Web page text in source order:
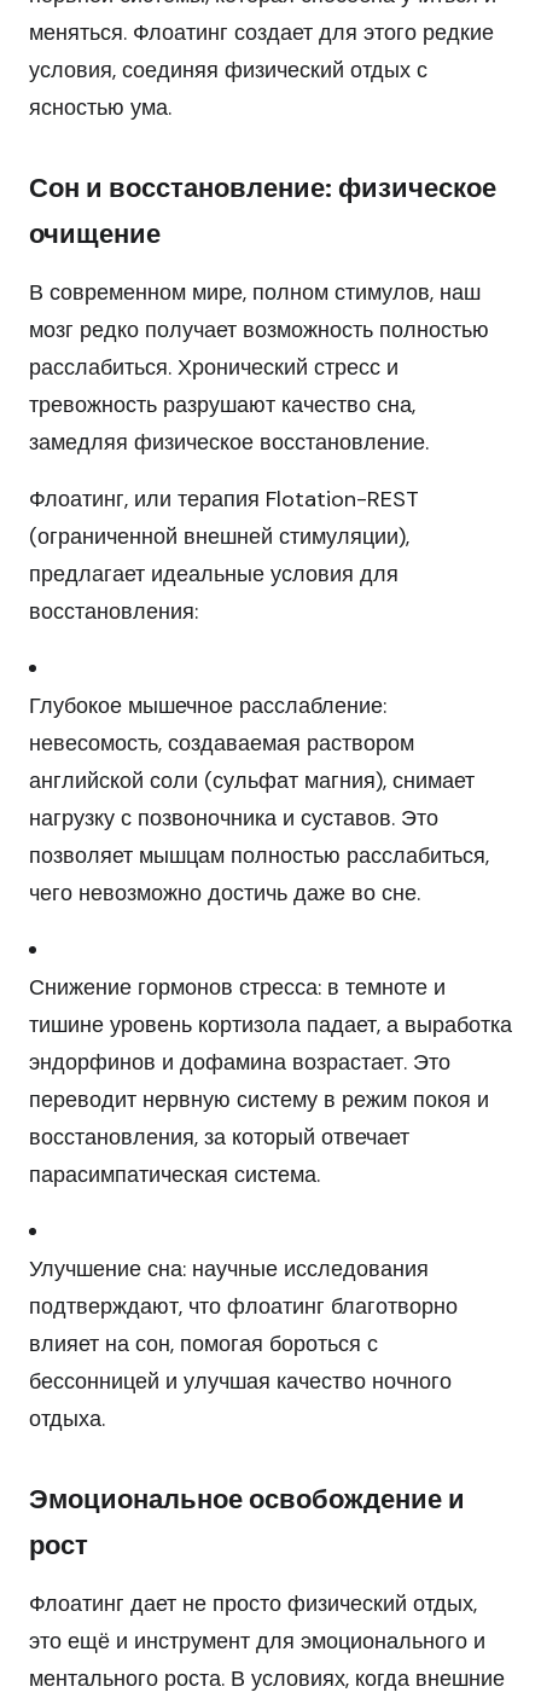
меняться. Флоатинг создает для этого редкие
условия, соединяя физический отдых с
ясностью ума.
Сон и восстановление: физическое
очищение
В современном мире, полном стимулов, наш
мозг редко получает возможность полностью
расслабиться. Хронический стресс и
тревожность разрушают качество сна,
замедляя физическое восстановление.
Флоатинг, или терапия Flotation-REST
(ограниченной внешней стимуляции),
предлагает идеальные условия для
восстановления:
Глубокое мышечное расслабление:
невесомость, создаваемая раствором
английской соли (сульфат магния), снимает
нагрузку с позвоночника и суставов. Это
позволяет мышцам полностью расслабиться,
чего невозможно достичь даже во сне.
Снижение гормонов стресса: в темноте и
тишине уровень кортизола падает, а выработка
эндорфинов и дофамина возрастает. Это
переводит нервную систему в режим покоя и
восстановления, за который отвечает
парасимпатическая система.
Улучшение сна: научные исследования
подтверждают, что флоатинг благотворно
влияет на сон, помогая бороться с
бессонницей и улучшая качество ночного
отдыха.
Эмоциональное освобождение и
рост
Флоатинг дает не просто физический отдых,
это ещё и инструмент для эмоционального и
ментального роста. В условиях, когда внешние